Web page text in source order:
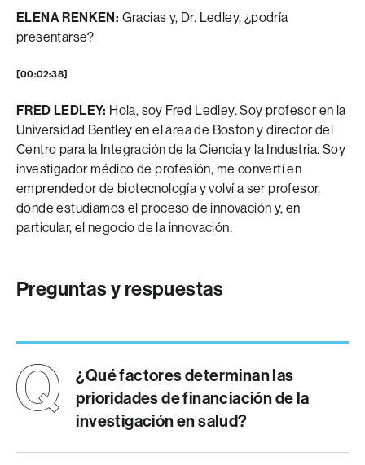
ELENA RENKEN: Gracias y, Dr. Ledley, ¿podría
presentarse?
[00:02:38]
FRED LEDLEY: Hola, soy Fred Ledley. Soy profesor en la
Universidad Bentley en el área de Boston y director del
Centro para la Integración de la Ciencia y la Industria. Soy
investigador médico de profesión, me convertí en
emprendedor de biotecnología y volví a ser profesor,
donde estudiamos el proceso de innovación y, en
particular, el negocio de la innovación.
Preguntas y respuestas
¿Qué factores determinan las
prioridades de financiación de la
investigación en salud?